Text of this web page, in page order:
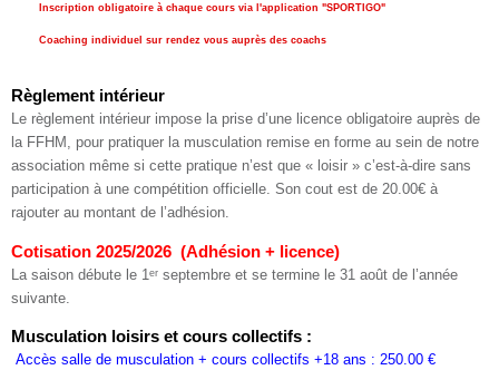
Inscription obligatoire à chaque cours via l'application "SPORTIGO"
Coaching individuel sur rendez vous auprès des coachs
Règlement intérieur
Le règlement intérieur impose la prise d’une licence obligatoire auprès de
la FFHM, pour pratiquer la musculation remise en forme au sein de notre
association même si cette pratique n’est que « loisir » c’est-à-dire sans
participation à une compétition officielle. Son cout est de 20.00€ à
rajouter au montant de l’adhésion.
Cotisation 2025/2026 (Adhésion + licence)
La saison débute le 1ᵉʳ septembre et se termine le 31 août de l’année
suivante.
Musculation loisirs et cours collectifs :
Accès salle de musculation + cours collectifs +18 ans : 250.00 €